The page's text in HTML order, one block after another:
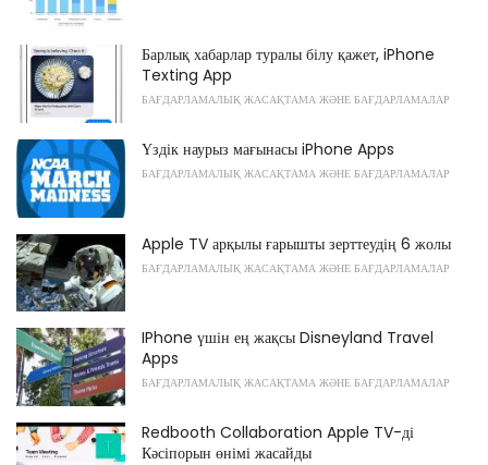
Барлық хабарлар туралы білу қажет, iPhone
Texting App
БАҒДАРЛАМАЛЫҚ ЖАСАҚТАМА ЖӘНЕ БАҒДАРЛАМАЛАР
Үздік наурыз мағынасы iPhone Apps
БАҒДАРЛАМАЛЫҚ ЖАСАҚТАМА ЖӘНЕ БАҒДАРЛАМАЛАР
Apple TV арқылы ғарышты зерттеудің 6 жолы
БАҒДАРЛАМАЛЫҚ ЖАСАҚТАМА ЖӘНЕ БАҒДАРЛАМАЛАР
IPhone үшін ең жақсы Disneyland Travel
Apps
БАҒДАРЛАМАЛЫҚ ЖАСАҚТАМА ЖӘНЕ БАҒДАРЛАМАЛАР
Redbooth Collaboration Apple TV-ді
Кәсіпорын өнімі жасайды